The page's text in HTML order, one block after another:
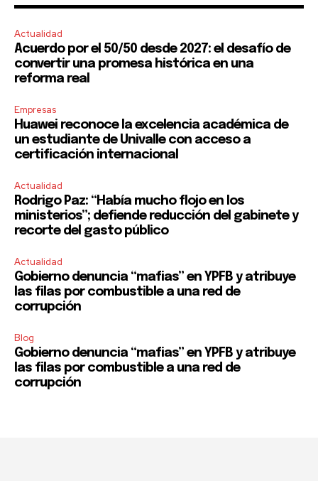
Actualidad
Acuerdo por el 50/50 desde 2027: el desafío de
convertir una promesa histórica en una
reforma real
Empresas
Huawei reconoce la excelencia académica de
un estudiante de Univalle con acceso a
certificación internacional
Actualidad
Rodrigo Paz: “Había mucho flojo en los
ministerios”; defiende reducción del gabinete y
recorte del gasto público
Actualidad
Gobierno denuncia “mafias” en YPFB y atribuye
las filas por combustible a una red de
corrupción
Blog
Gobierno denuncia “mafias” en YPFB y atribuye
las filas por combustible a una red de
corrupción